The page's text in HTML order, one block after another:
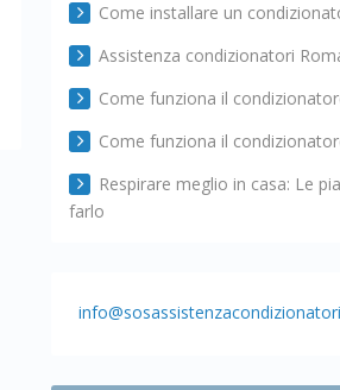
Come installare un
Assistenza condizionatori
Come funziona il
Come funziona il
Respirare meglio in casa: Le
farlo